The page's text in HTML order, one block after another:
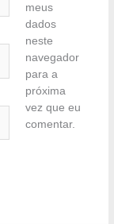
meus
dados
neste
navegador
para a
próxima
vez que eu
comentar.